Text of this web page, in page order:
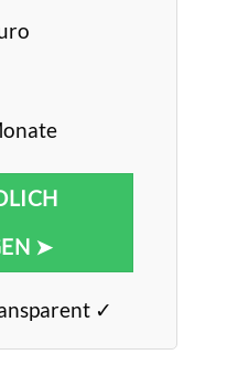
➤
✓